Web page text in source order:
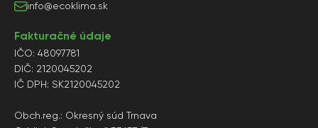
info@ecoklima.sk
Fakturačné údaje
IČO: 48097781
DIČ: 2120045202
IČ DPH: SK2120045202
Obch.reg.: Okresný súd Trnava